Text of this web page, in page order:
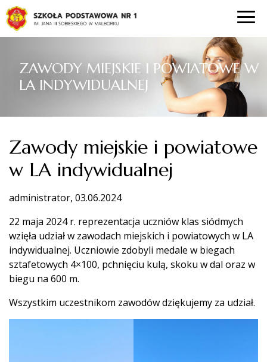
ZAWODY MIEJSKIE I POWIATOWE W
LA INDYWIDUALNEJ
Zawody miejskie i powiatowe
w LA indywidualnej
administrator, 03.06.2024
22 maja 2024 r. reprezentacja uczniów klas siódmych
wzięła udział w zawodach miejskich i powiatowych w LA
indywidualnej. Uczniowie zdobyli medale w biegach
sztafetowych 4×100, pchnięciu kulą, skoku w dal oraz w
biegu na 600 m.
Wszystkim uczestnikom zawodów dziękujemy za udział.